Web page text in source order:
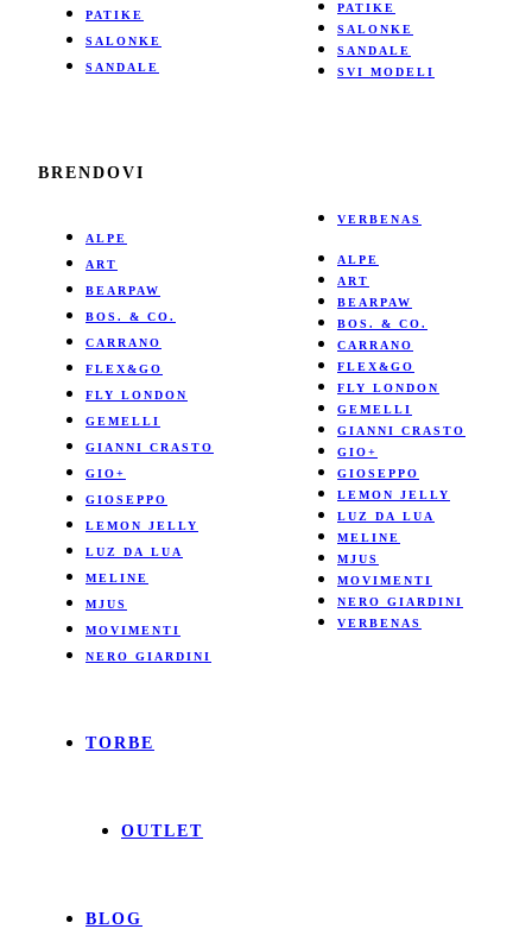
PATIKE
SALONKE
SANDALE
PATIKE
SALONKE
SANDALE
SVI MODELI
BRENDOVI
ALPE
ART
BEARPAW
BOS. & CO.
CARRANO
FLEX&GO
FLY LONDON
GEMELLI
GIANNI CRASTO
GIO+
GIOSEPPO
LEMON JELLY
LUZ DA LUA
MELINE
MJUS
MOVIMENTI
NERO GIARDINI
VERBENAS
ALPE
ART
BEARPAW
BOS. & CO.
CARRANO
FLEX&GO
FLY LONDON
GEMELLI
GIANNI CRASTO
GIO+
GIOSEPPO
LEMON JELLY
LUZ DA LUA
MELINE
MJUS
MOVIMENTI
NERO GIARDINI
VERBENAS
TORBE
OUTLET
BLOG